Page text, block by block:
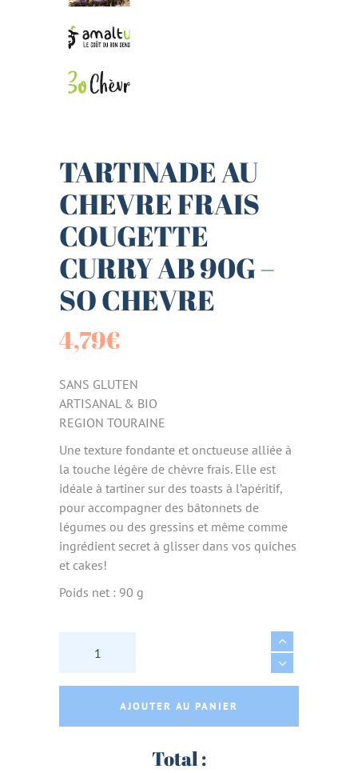
TARTINADE AU
CHEVRE FRAIS
COUGETTE
CURRY AB 90G –
SO CHEVRE
4,79€
SANS GLUTEN
ARTISANAL & BIO
REGION TOURAINE
Une texture fondante et onctueuse alliée à
la touche légère de chèvre frais. Elle est
idéale à tartiner sur des toasts à l’apéritif,
pour accompagner des bâtonnets de
légumes ou des gressins et même comme
ingrédient secret à glisser dans vos quiches
et cakes!
Poids net : 90 g
TARTINADE AU CHEVRE FRAIS COUGETTE
AJOUTER AU PANIER
Total :